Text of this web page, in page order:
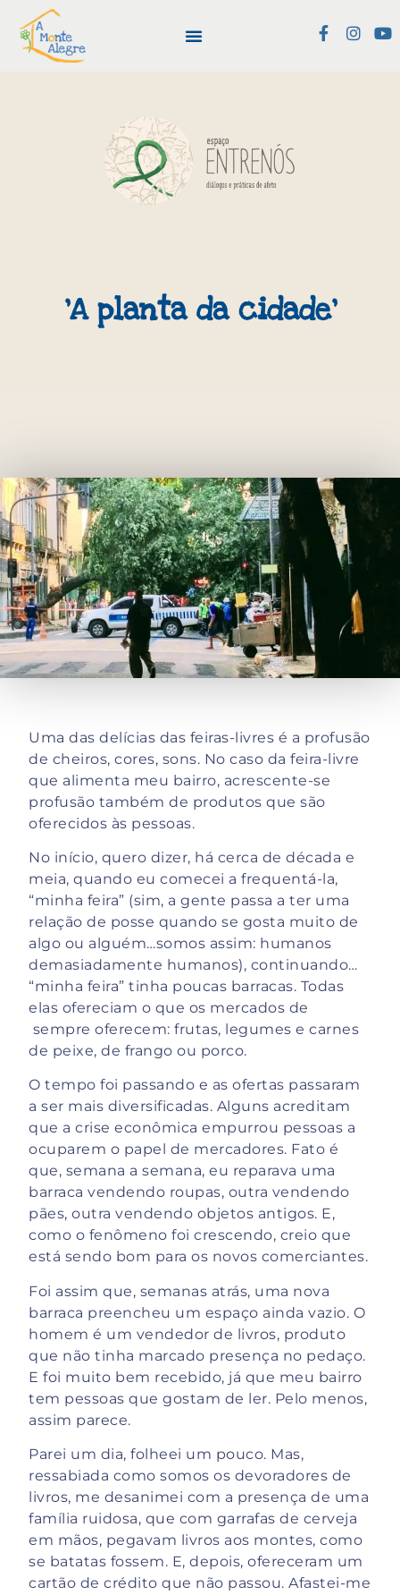
‘A planta da cidade’
Uma das delícias das feiras-livres é a profusão
de cheiros, cores, sons. No caso da feira-livre
que alimenta meu bairro, acrescente-se
profusão também de produtos que são
oferecidos às pessoas.
No início, quero dizer, há cerca de década e
meia, quando eu comecei a frequentá-la,
“minha feira” (sim, a gente passa a ter uma
relação de posse quando se gosta muito de
algo ou alguém…somos assim: humanos
demasiadamente humanos), continuando…
“minha feira” tinha poucas barracas. Todas
elas ofereciam o que os mercados de
sempre oferecem: frutas, legumes e carnes
de peixe, de frango ou porco.
O tempo foi passando e as ofertas passaram
a ser mais diversificadas. Alguns acreditam
que a crise econômica empurrou pessoas a
ocuparem o papel de mercadores. Fato é
que, semana a semana, eu reparava uma
barraca vendendo roupas, outra vendendo
pães, outra vendendo objetos antigos. E,
como o fenômeno foi crescendo, creio que
está sendo bom para os novos comerciantes.
Foi assim que, semanas atrás, uma nova
barraca preencheu um espaço ainda vazio. O
homem é um vendedor de livros, produto
que não tinha marcado presença no pedaço.
E foi muito bem recebido, já que meu bairro
tem pessoas que gostam de ler. Pelo menos,
assim parece.
Parei um dia, folheei um pouco. Mas,
ressabiada como somos os devoradores de
livros, me desanimei com a presença de uma
família ruidosa, que com garrafas de cerveja
em mãos, pegavam livros aos montes, como
se batatas fossem. E, depois, ofereceram um
cartão de crédito que não passou. Afastei-me